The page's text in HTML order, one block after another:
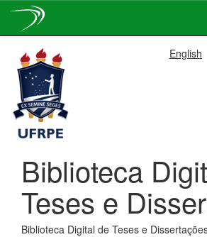
navigation
English
Biblioteca
Teses e
Biblioteca Digital de Teses e